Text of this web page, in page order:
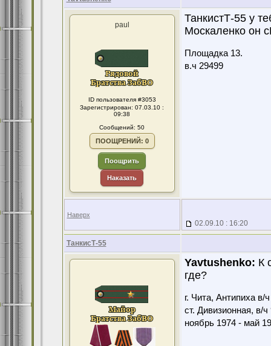
paul
ID пользователя #3053
Зарегистрирован: 07.03.10 :
09:38
Сообщений: 50
ПООЩРЕНИЙ: 0
Поощрить
Наказать
ТанкистТ-55 у
Москаленко он
Площадка 13.
в.ч 29499
Наверх
02.09.10 : 16:20
ТанкисТ-55
Yavtushenko: К
где?
г. Чита, Антипиха в/
ст. Дивизионная, в/ч
ноябрь 1974 - май